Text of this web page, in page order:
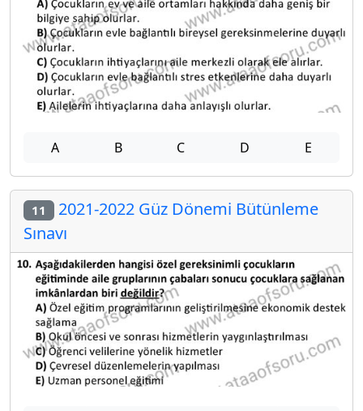
A B C D E
11 2021-2022 Güz Dönemi Bütünleme
Sınavı